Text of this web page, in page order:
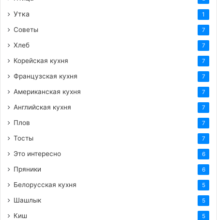
Утка 1
Советы 7
Хлеб 7
Корейская кухня 7
Французская кухня 7
Американская кухня 7
Английская кухня 7
Плов 7
Тосты 7
Это интересно 6
Пряники 6
Белорусская кухня 5
Шашлык 5
Киш 5